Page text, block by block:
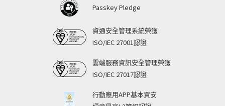
Passkey Pledge
資通安全管理系統榮獲
ISO/IEC 27001認證
雲端服務資訊安全管理榮獲
ISO/IEC 27017認證
行動應用APP基本資安